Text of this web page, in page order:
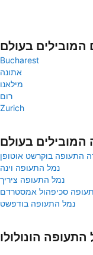
המובילים בעולם
Bucharest
אתונה
מילאנו
רום
Zurich
בעולם
התעופה בוקרשט אוטופן
נמל התעופה וינה
נמל התעופה ציריך
סכיפהול אמסטרדם
נמל התעופה בודפשט
התעופה הונולולו